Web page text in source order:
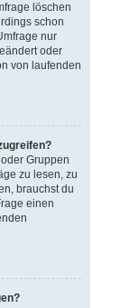
löschen
schon
nur
oder
von laufenden
Gruppen
zu lesen, zu
brauchst du
einen